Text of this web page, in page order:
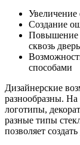
Увеличение
Создание
Повышение
сквозь дверь
способами
Дизайнерские
разнообразны.
логотипы,
разные типы
позволяет